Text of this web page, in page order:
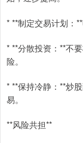
* **制定交易计划：
* **分散投资：**不
险。
* **保持冷静：**炒
易。
**风险共担**